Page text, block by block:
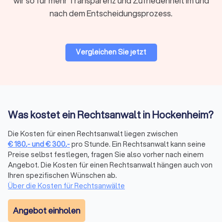
Regionale oder überregionale Suche
Gerichtstermine vor Ort anstehen. Bei hochspezialisierten
Fragen kann auch ein überregionaler Experte sinnvoll sein, da
Bei Trustlocal finden Sie alle relevanten Bewertungen
Mandantenbewertungen von verschiedenen Plattformen und
fassen sie in einem übersichtlichen Trustlocal Score
zusammen. So sehen Sie auf einen Blick, wie andere
Mandanten die Kommunikation, Erfolgsquote und Betreuung
bewerten, ohne verschiedene Websites durchsuchen zu
müssen.
nach dem Entscheidungsprozess.
Vergleichen Sie jetzt
Was kostet ein Rechtsanwalt in Hockenheim?
Die Kosten für einen Rechtsanwalt liegen zwischen
€180,-und€300,-pro Stunde. Ein Rechtsanwalt kann seine
Preise selbst festlegen, fragen Sie also vorher nach einem
Angebot. Die Kosten für einen Rechtsanwalt hängen auch von
Ihren spezifischen Wünschen ab.
Über die Kosten für Rechtsanwälte
Angebot einholen